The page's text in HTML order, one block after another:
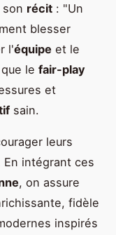
récit : "Un
blesser
l'équipe et le
le fair-play
et
sain.
leurs
En intégrant ces
, on assure
fidèle
inspirés